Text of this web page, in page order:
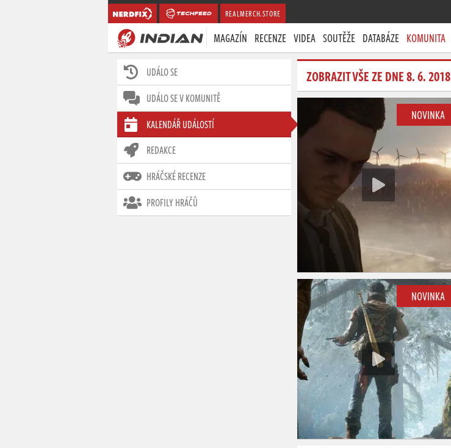
REALMERCH.STORE
MAGAZÍN RECENZE VIDEA SOUTĚŽE DATABÁZE KOMUNITA
UDÁLO SE
UDÁLO SE V KOMUNITĚ
KALENDÁŘ UDÁLOSTÍ
REDAKCE
HRÁČSKÉ RECENZE
PROFILY HRÁČŮ
ZOBRAZIT VŠE ZE DNE 8. 6. 2018
NOVINKA
NOVINKA